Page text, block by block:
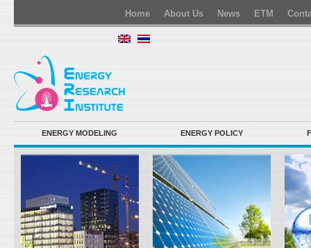
Home About Us News ETM
ENERGY MODELING ENERGY POLICY